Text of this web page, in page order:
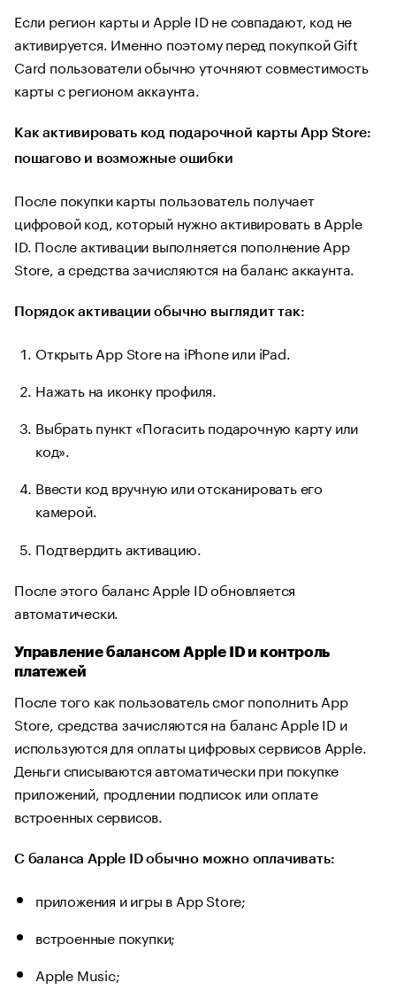
Если регион карты и Apple ID не совпадают, код не
активируется. Именно поэтому перед покупкой Gift
Card пользователи обычно уточняют совместимость
карты с регионом аккаунта.
Как активировать код подарочной карты App Store:
пошагово и возможные ошибки
После покупки карты пользователь получает
цифровой код, который нужно активировать в Apple
ID. После активации выполняется пополнение App
Store, а средства зачисляются на баланс аккаунта.
Порядок активации обычно выглядит так:
Открыть App Store на iPhone или iPad.
Нажать на иконку профиля.
Выбрать пункт «Погасить подарочную карту или
код».
Ввести код вручную или отсканировать его
камерой.
Подтвердить активацию.
После этого баланс Apple ID обновляется
автоматически.
Управление балансом Apple ID и контроль
платежей
После того как пользователь смог пополнить App
Store, средства зачисляются на баланс Apple ID и
используются для оплаты цифровых сервисов Apple.
Деньги списываются автоматически при покупке
приложений, продлении подписок или оплате
встроенных сервисов.
С баланса Apple ID обычно можно оплачивать:
приложения и игры в App Store;
встроенные покупки;
Apple Music;